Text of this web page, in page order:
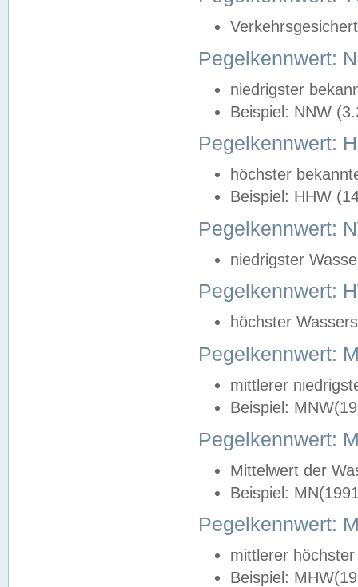
Pegelkennwert:
niedrigster
Beispiel: NNW
Pegelkennwert:
höchster
Beispiel: HHW
Pegelkennwert:
niedrigster
Pegelkennwert:
höchster
Pegelkennwert:
mittlerer
Beispiel:
Pegelkennwert:
Mittelwert der
Beispiel:
Pegelkennwert:
mittlerer
Beispiel: